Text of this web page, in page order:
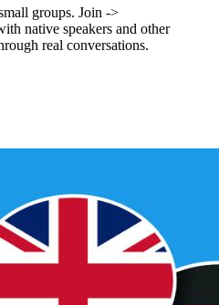
groups. Join ->
native speakers and other
real conversations.